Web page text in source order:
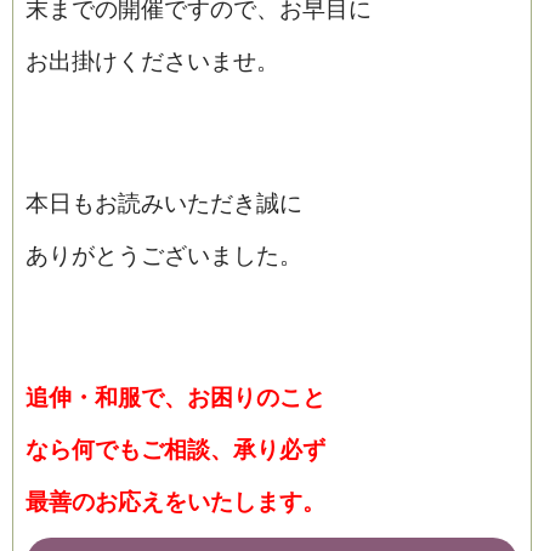
末までの開催ですので、お早目に
お出掛けくださいませ。
本日もお読みいただき誠に
ありがとうございました。
追伸・和服で、お困りのこと
なら何でもご相談、承り必ず
最善のお応えをいたします。